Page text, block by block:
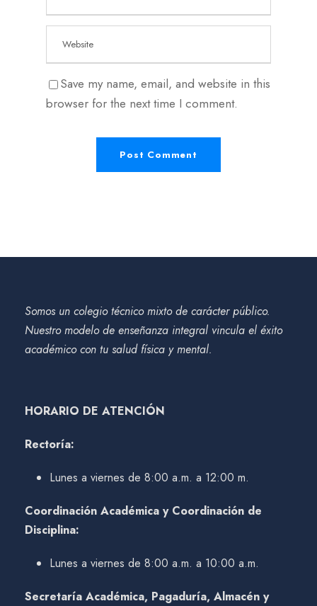
Save my name, email, and website in this
browser for the next time I comment.
Somos un colegio técnico mixto de carácter público.
Nuestro modelo de enseñanza integral vincula el éxito
académico con tu salud física y mental.
HORARIO DE ATENCIÓN
Rectoría:
Lunes a viernes de 8:00 a.m. a 12:00 m.
Coordinación Académica y Coordinación de
Disciplina:
Lunes a viernes de 8:00 a.m. a 10:00 a.m.
Secretaría Académica, Pagaduría, Almacén y